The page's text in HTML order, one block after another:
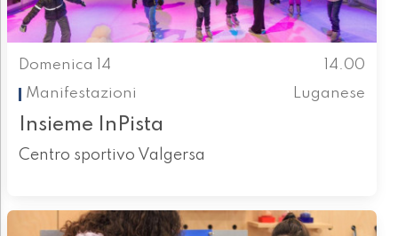
Domenica 14
14.00
Manifestazioni
Luganese
Insieme InPista
Centro sportivo Valgersa